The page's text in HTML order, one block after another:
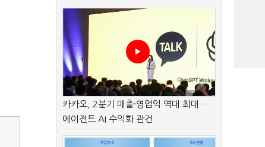
카카오, 2분기 매출·영업익 역대 최대…
에이전트 AI 수익화 관건